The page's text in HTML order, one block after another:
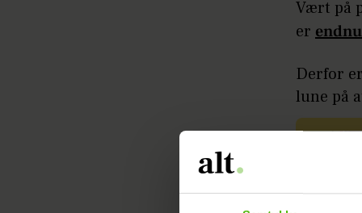
Vært på
er
Derfor
lune på